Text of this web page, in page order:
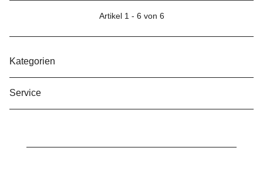
Artikel 1 - 6 von 6
Kategorien
Service